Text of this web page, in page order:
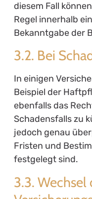
diesem Fall
Regel innerhalb
Bekanntgabe der
3.2. Bei
In einigen
Beispiel der
ebenfalls das
Schadensfalls zu
jedoch genau
Fristen und
festgelegt sind.
3.3. Wechsel